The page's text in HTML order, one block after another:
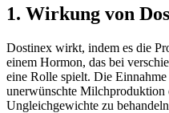
1. Wirkung von
Dostinex wirkt, indem es die
einem Hormon, das bei
eine Rolle spielt. Die
unerwünschte Milchproduktion
Ungleichgewichte zu